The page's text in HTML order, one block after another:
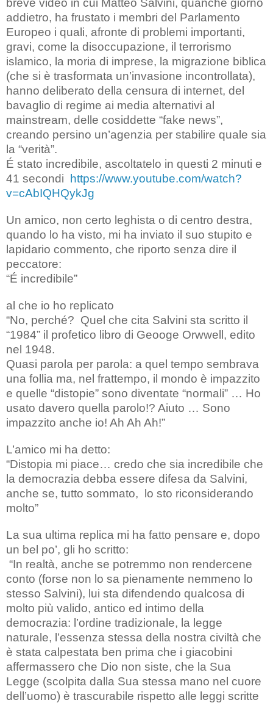
addietro, ha frustato i membri del Parlamento
Europeo i quali, afronte di problemi importanti,
gravi, come la disoccupazione, il terrorismo
islamico, la moria di imprese, la migrazione biblica
(che si è trasformata un’invasione incontrollata),
hanno deliberato della censura di internet, del
bavaglio di regime ai media alternativi al
mainstream, delle cosiddette “fake news”,
creando persino un’agenzia per stabilire quale sia
la “verità”.
É stato incredibile, ascoltatelo in questi 2 minuti e
41 secondi https://www.youtube.com/watch?
v=cAbIQHQykJg
Un amico, non certo leghista o di centro destra,
quando lo ha visto, mi ha inviato il suo stupito e
lapidario commento, che riporto senza dire il
peccatore:
“É incredibile”
al che io ho replicato
“No, perché? Quel che cita Salvini sta scritto il
“1984” il profetico libro di Geooge Orwwell, edito
nel 1948.
Quasi parola per parola: a quel tempo sembrava
una follia ma, nel frattempo, il mondo è impazzito
e quelle “distopie” sono diventate “normali” … Ho
usato davero quella parolo!? Aiuto … Sono
impazzito anche io! Ah Ah Ah!”
L’amico mi ha detto:
“Distopia mi piace… credo che sia incredibile che
la democrazia debba essere difesa da Salvini,
anche se, tutto sommato, lo sto riconsiderando
molto”
La sua ultima replica mi ha fatto pensare e, dopo
un bel po’, gli ho scritto:
“In realtà, anche se potremmo non rendercene
conto (forse non lo sa pienamente nemmeno lo
stesso Salvini), lui sta difendendo qualcosa di
molto più valido, antico ed intimo della
democrazia: l’ordine tradizionale, la legge
naturale, l’essenza stessa della nostra civiltà che
è stata calpestata ben prima che i giacobini
affermassero che Dio non siste, che la Sua
Legge (scolpita dalla Sua stessa mano nel cuore
dell’uomo) è trascurabile rispetto alle leggi scritte